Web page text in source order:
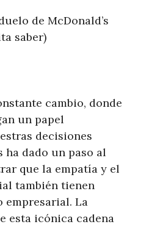
de McDonald’s
saber)
cambio, donde
un papel
decisiones
ha dado un paso al
que la empatía y el
también tienen
empresarial. La
esta icónica cadena